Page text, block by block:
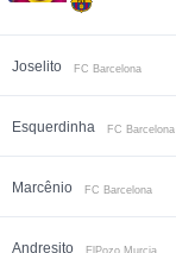
Joselito FC Barcelona
Esquerdinha FC Barcelona
Marcênio FC Barcelona
Andresito ElPozo Murcia